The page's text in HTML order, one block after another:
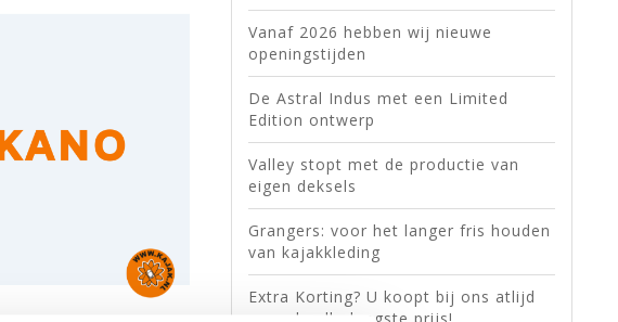
Vanaf 2026 hebben wij nieuwe
openingstijden
De Astral Indus met een Limited
Edition ontwerp
Valley stopt met de productie van
eigen deksels
Grangers: voor het langer fris houden
van kajakkleding
Extra Korting? U koopt bij ons atlijd